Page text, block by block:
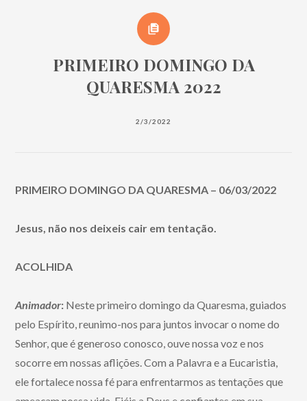
PRIMEIRO DOMINGO DA
QUARESMA 2022
2/3/2022
PRIMEIRO DOMINGO DA QUARESMA – 06/03/2022
Jesus, não nos deixeis cair em tentação.
ACOLHIDA
Animador: Neste primeiro domingo da Quaresma, guiados
pelo Espírito, reunimo-nos para juntos invocar o nome do
Senhor, que é generoso conosco, ouve nossa voz e nos
socorre em nossas aflições. Com a Palavra e a Eucaristia,
ele fortalece nossa fé para enfrentarmos as tentações que